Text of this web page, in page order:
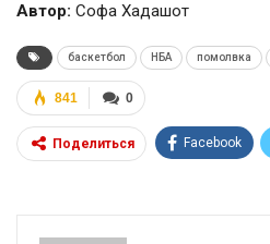
Автор: Софа Хадашот
баскетбол НБА помолвка
0
841
Поделиться Facebook